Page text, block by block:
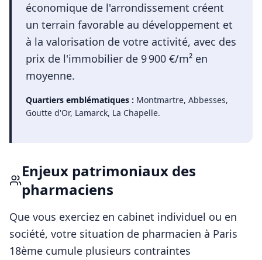
économique de l'arrondissement créent
un terrain favorable au développement et
à la valorisation de votre activité, avec des
prix de l'immobilier de 9 900 €/m² en
moyenne.
Quartiers emblématiques : Montmartre, Abbesses,
Goutte d'Or, Lamarck, La Chapelle.
Enjeux patrimoniaux des
pharmaciens
Que vous exerciez en cabinet individuel ou en
société, votre situation de pharmacien à Paris
18ème cumule plusieurs contraintes